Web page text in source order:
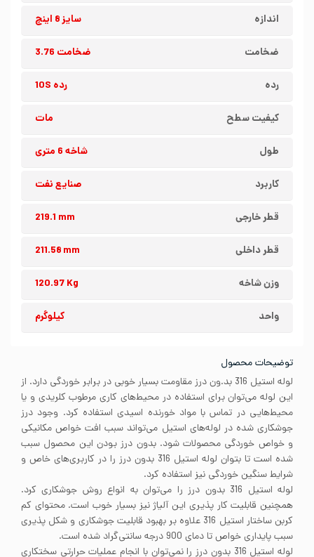
اندازه سایز 8 اینچ
ضخامت ضخامت 3.76
رده رده 10S
کیفیت سطح مات
طول شاخه 6 متری
کاربرد صنایع نفت
قطر خارجی 219.1 mm
قطر داخلی 211.58 mm
وزن شاخه 120.97 Kg
واحد کیلوگرم
توضیحات محصول
لوله استیل 316 بد.ون درز مقاومت بسیار خوبی در برابر خوردگی دارد. از
این لوله می‌توان برای استفاده در محیط‌های کاری مرطوب کلریدی و یا
محیط‌هایی در تماس با مواد خورنده اسیدی استفاده کرد. وجود درز
جوشکاری شده در لوله‌های استیل می‌تواند سبب افت خواص مکانیکی
و خواص خوردگی محصولات شود. بدون درز بودن این محصول سبب
شده است تا بتوان لوله استیل 316 بدون درز را در کاربری‌های خاص و
شرایط سنگین خوردگی نیز استفاده کرد.
لوله استیل 316 بدون درز را می‌توان به انواع روش‌ جوشکاری کرد.
همچنین قابلیت کار پذیری این آلیاژ نیز بسیار خوب است. محتوای کم
کربن ساختار استیل 316 علاوه بر بهبود قابلیت جوشکاری و شکل پذیری
سبب پایداری خواص تا دمای 900 درجه سانتی‌گراد شده است.
لوله استیل 316 بدون درز را نمی‌توان با انجام عملیات حرارتی سختکاری